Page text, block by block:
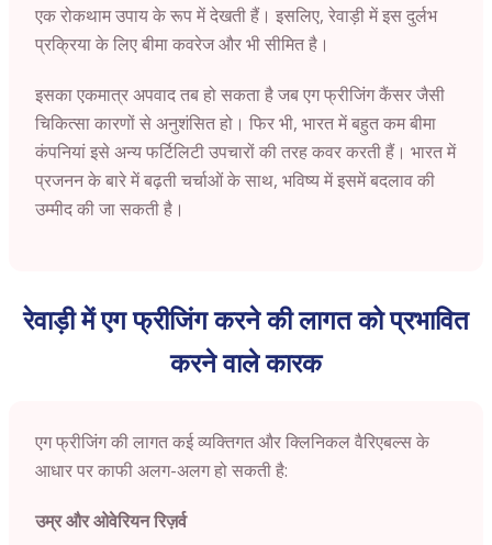
एक रोकथाम उपाय के रूप में देखती हैं। इसलिए, रेवाड़ी में इस दुर्लभ
प्रक्रिया के लिए बीमा कवरेज और भी सीमित है।
इसका एकमात्र अपवाद तब हो सकता है जब एग फ्रीजिंग कैंसर जैसी
चिकित्सा कारणों से अनुशंसित हो। फिर भी, भारत में बहुत कम बीमा
कंपनियां इसे अन्य फर्टिलिटी उपचारों की तरह कवर करती हैं। भारत में
प्रजनन के बारे में बढ़ती चर्चाओं के साथ, भविष्य में इसमें बदलाव की
उम्मीद की जा सकती है।
रेवाड़ी में एग फ्रीजिंग करने की लागत को प्रभावित
करने वाले कारक
एग फ्रीजिंग की लागत कई व्यक्तिगत और क्लिनिकल वैरिएबल्स के
आधार पर काफी अलग-अलग हो सकती है:
उम्र और ओवेरियन रिज़र्व